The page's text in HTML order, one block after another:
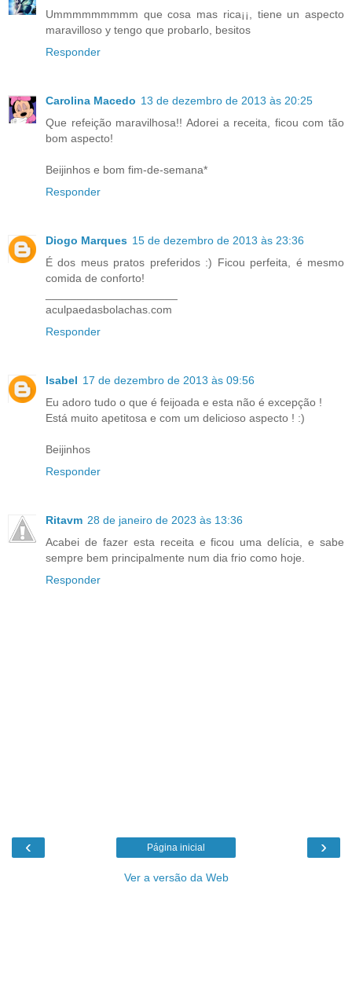
Ummmmmmmmm que cosa mas rica¡¡, tiene un aspecto
maravilloso y tengo que probarlo, besitos
Responder
Carolina Macedo 13 de dezembro de 2013 às 20:25
Que refeição maravilhosa!! Adorei a receita, ficou com tão
bom aspecto!
Beijinhos e bom fim-de-semana*
Responder
Diogo Marques 15 de dezembro de 2013 às 23:36
É dos meus pratos preferidos :) Ficou perfeita, é mesmo
comida de conforto!
aculpaedasbolachas.com
Responder
Isabel 17 de dezembro de 2013 às 09:56
Eu adoro tudo o que é feijoada e esta não é excepção !
Está muito apetitosa e com um delicioso aspecto ! :)
Beijinhos
Responder
Ritavm 28 de janeiro de 2023 às 13:36
Acabei de fazer esta receita e ficou uma delícia, e sabe
sempre bem principalmente num dia frio como hoje.
Responder
‹ ›
Página inicial
Ver a versão da Web